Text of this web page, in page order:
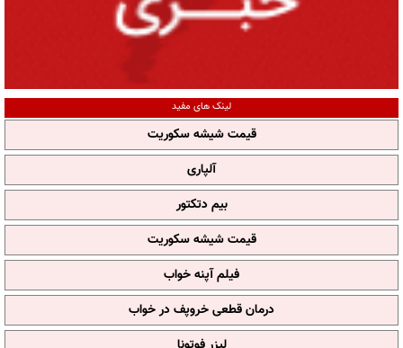
لینک های مفید
قیمت شیشه سکوریت
آلپاری
بیم دتکتور
قیمت شیشه سکوریت
فیلم آپنه خواب
درمان قطعی خروپف در خواب